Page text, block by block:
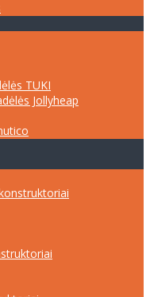
TUKI
Jollyheap